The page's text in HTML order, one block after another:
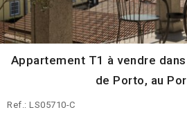
Appartement T1 à vendre
de Porto, au
Ref.: LS05710-C